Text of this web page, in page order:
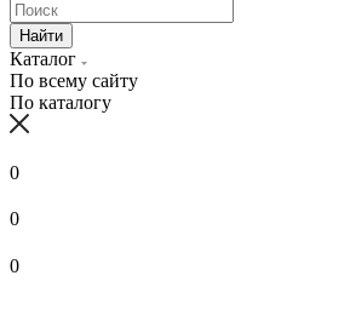
Найти
Каталог
По всему сайту
По каталогу
0
0
0